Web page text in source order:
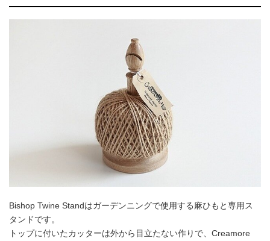
Bishop Twine Standはガーデンニングで使用する麻ひもと専用ス
タンドです。
トップに付いたカッターは外から目立たない作りで、Creamore